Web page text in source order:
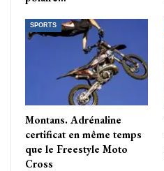
SPORTS
Montans. Adrénaline
certificat en même temps
que le Freestyle Moto
Cross